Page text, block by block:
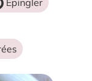
Épingler